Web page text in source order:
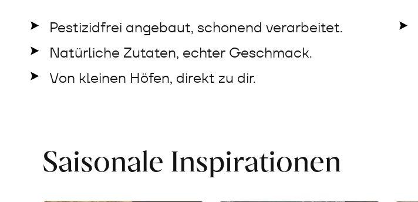
Pestizidfrei angebaut, schonend verarbeitet.
Natürliche Zutaten, echter Geschmack.
Von kleinen Höfen, direkt zu dir.
Saisonale Inspirationen